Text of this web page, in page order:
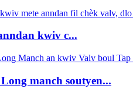
kwiv c...
manch soutyen...